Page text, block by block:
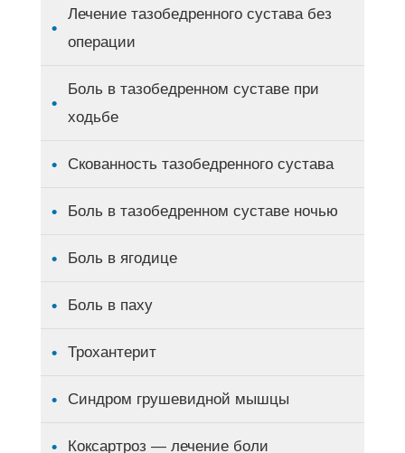
Лечение тазобедренного сустава без
операции
Боль в тазобедренном суставе при
ходьбе
Скованность тазобедренного сустава
Боль в тазобедренном суставе ночью
Боль в ягодице
Боль в паху
Трохантерит
Синдром грушевидной мышцы
Коксартроз — лечение боли